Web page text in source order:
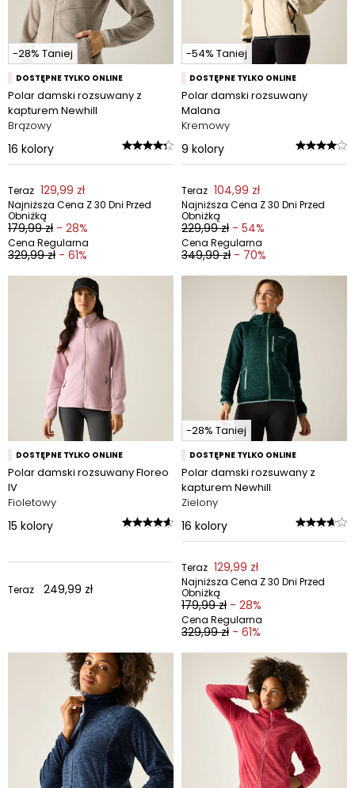
-28% Taniej
DOSTĘPNE TYLKO ONLINE
Polar damski rozsuwany z
kapturem Newhill
Brązowy
16 kolory
Teraz 129,99 zł
Najniższa Cena Z 30 Dni Przed
Obniżką
179,99 zł - 28%
Cena Regularna
329,99 zł - 61%
-54% Taniej
DOSTĘPNE TYLKO ONLINE
Polar damski rozsuwany
Malana
Kremowy
9 kolory
Teraz 104,99 zł
Najniższa Cena Z 30 Dni Przed
Obniżką
229,99 zł - 54%
Cena Regularna
349,99 zł - 70%
DOSTĘPNE TYLKO ONLINE
Polar damski rozsuwany Floreo
IV
Fioletowy
15 kolory
Teraz 249,99 zł
-28% Taniej
DOSTĘPNE TYLKO ONLINE
Polar damski rozsuwany z
kapturem Newhill
Zielony
16 kolory
Teraz 129,99 zł
Najniższa Cena Z 30 Dni Przed
Obniżką
179,99 zł - 28%
Cena Regularna
329,99 zł - 61%